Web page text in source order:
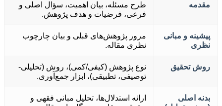
مقدمه
طرح مسئله، بیان اهمیت، سؤال اصلی و
فرعی، فرضیات و هدف پژوهش.
پیشینه و مبانی
نظری
مرور پژوهش‌های قبلی و بیان چارچوب
نظری مقاله.
روش تحقیق
نوع پژوهش (کیفی/کمی)، روش (تحلیلی-
توصیفی، تطبیقی)، ابزار جمع‌آوری.
بدنه اصلی
ارائه استدلال‌ها، تحلیل مبانی فقهی و